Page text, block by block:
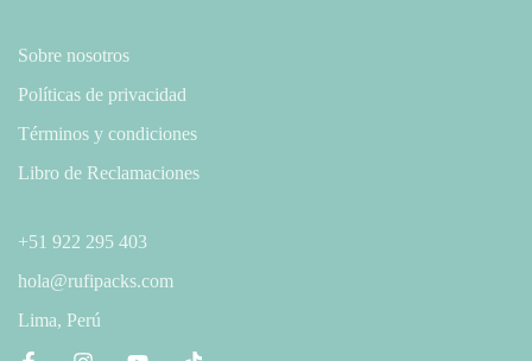
Sobre nosotros
Políticas de privacidad
Términos y condiciones
Libro de Reclamaciones
+51 922 295 403
hola@rufipacks.com
Lima, Perú